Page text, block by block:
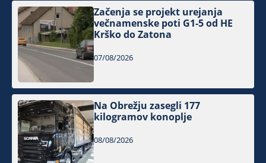
Začenja se projekt urejanja
večnamenske poti G1-5 od HE
Krško do Zatona
07/08/2026
Na Obrežju zasegli 177
kilogramov konoplje
08/08/2026